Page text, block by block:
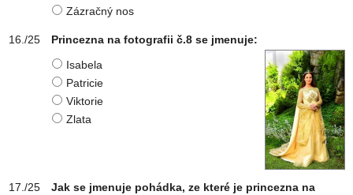
Zázračný nos
Princezna na fotografii č.8 se jmenuje:
Isabela
Patricie
Viktorie
Zlata
Jak se jmenuje pohádka, ze které je princezna na